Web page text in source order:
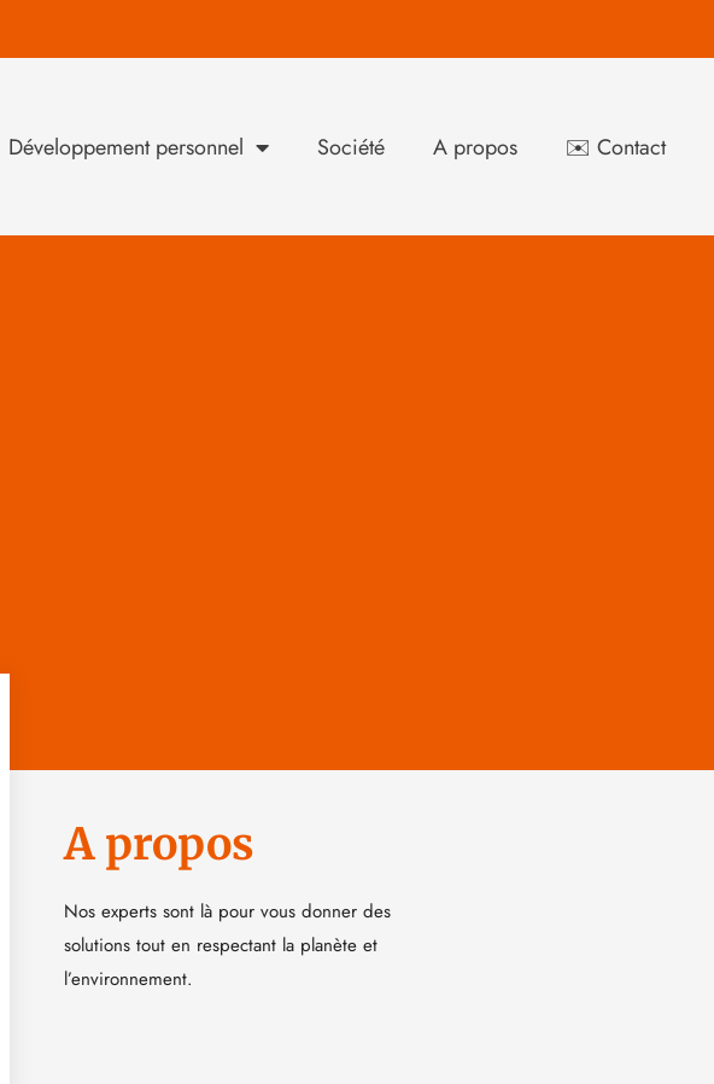
Développement personnel Société A propos ✉️ Contact
A propos
Nos experts sont là pour vous donner des
solutions tout en respectant la planète et
l’environnement.